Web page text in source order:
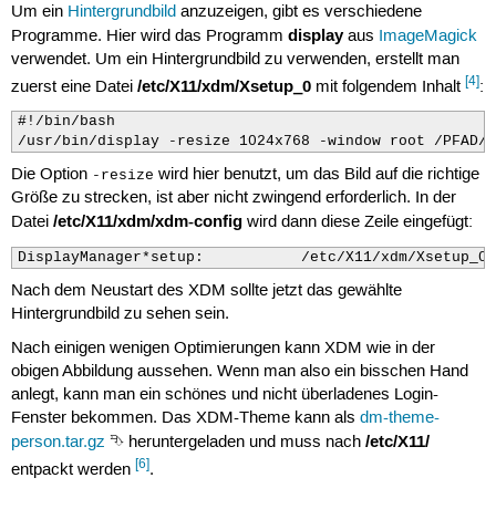
Um ein Hintergrundbildanzuzeigen, gibt es verschiedene
Programme. Hier wird das Programm displayaus ImageMagick
verwendet. Um ein Hintergrundbild zu verwenden, erstellt man
zuerst eine Datei /etc/X11/xdm/Xsetup_0mit folgendem Inhalt [4]:
#!/bin/bash
/usr/bin/display -resize 1024x768 -window root /PFAD/ZUM/
Die Option -resize wird hier benutzt, um das Bild auf die richtige
Größe zu strecken, ist aber nicht zwingend erforderlich. In der
Datei /etc/X11/xdm/xdm-configwird dann diese Zeile eingefügt:
DisplayManager*setup:           /etc/X11/xdm/Xsetup_0
Nach dem Neustart des XDM sollte jetzt das gewählte
Hintergrundbild zu sehen sein.
Nach einigen wenigen Optimierungen kann XDM wie in der
obigen Abbildung aussehen. Wenn man also ein bisschen Hand
anlegt, kann man ein schönes und nicht überladenes Login-
Fenster bekommen. Das XDM-Theme kann als dm-theme-
person.tar.gz ⮷ heruntergeladen und muss nach /etc/X11/
entpackt werden [6].